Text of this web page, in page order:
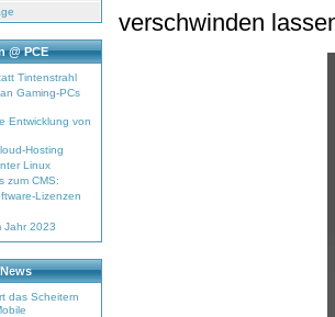
@ PCE
Tintenstrahl
Gaming-PCs
Entwicklung von
Hosting
Linux
zum CMS:
Lizenzen
Jahr 2023
das Scheitern
verschwinden